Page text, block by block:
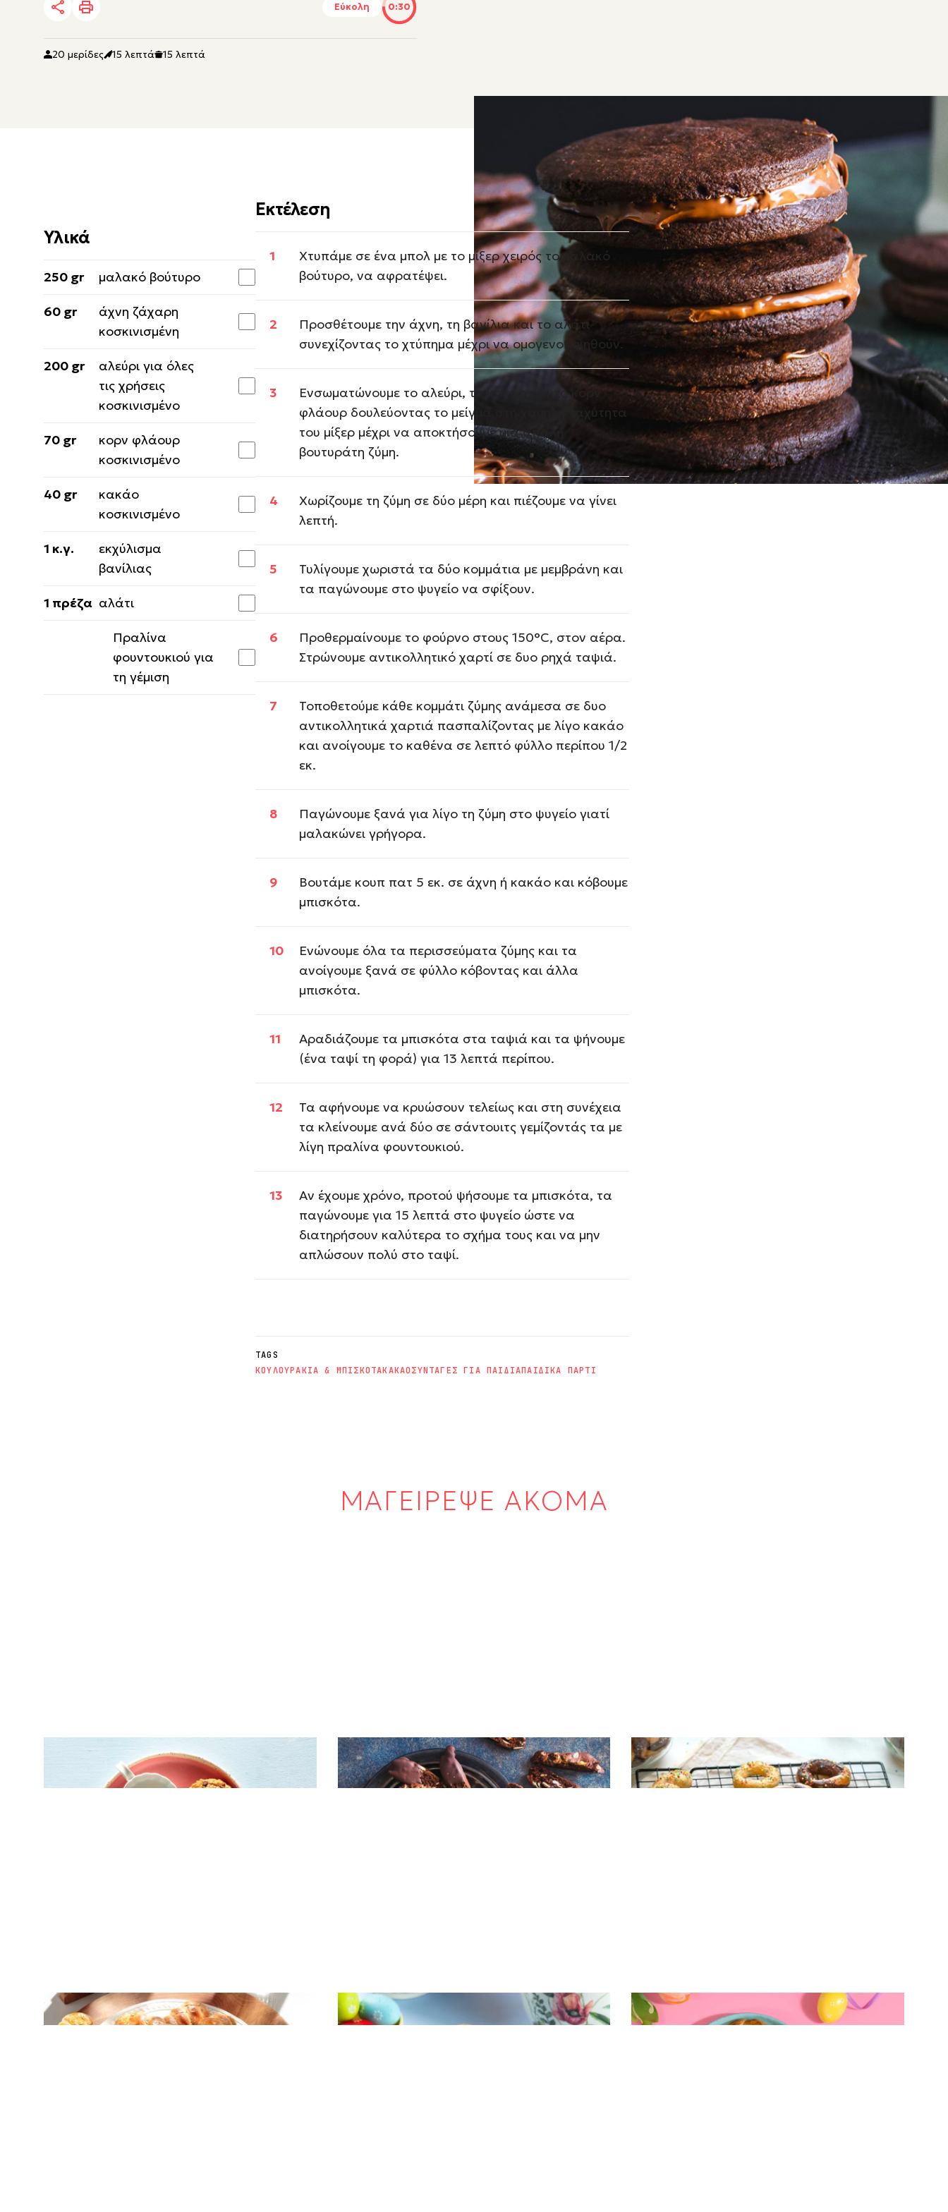
Εύκολη 0:30
20 μερίδες 15 λεπτά 15 λεπτά
Υλικά
250 gr μαλακό βούτυρο
60 gr
άχνη ζάχαρη
κοσκινισμένη
200 gr
αλεύρι για όλες
τις χρήσεις
κοσκινισμένο
70 gr
κορν φλάουρ
κοσκινισμένο
40 gr
κακάο
κοσκινισμένο
1 κ.γ.
εκχύλισμα
βανίλιας
1 πρέζα αλάτι
Πραλίνα
φουντουκιού για
τη γέμιση
Εκτέλεση
Χτυπάμε σε ένα μπολ με το μίξερ χειρός το μαλακό
βούτυρο, να αφρατέψει.
Προσθέτουμε την άχνη, τη βανίλια και το αλάτι
συνεχίζοντας το χτύπημα μέχρι να ομογενοποιηθούν.
Ενσωματώνουμε το αλεύρι, το κακάο και το κορν
φλάουρ δουλεύοντας το μείγμα στη χαμηλή ταχύτητα
του μίξερ μέχρι να αποκτήσουμε μια απαλή
βουτυράτη ζύμη.
Χωρίζουμε τη ζύμη σε δύο μέρη και πιέζουμε να γίνει
λεπτή.
Τυλίγουμε χωριστά τα δύο κομμάτια με μεμβράνη και
τα παγώνουμε στο ψυγείο να σφίξουν.
Προθερμαίνουμε το φούρνο στους 150°C, στον αέρα.
Στρώνουμε αντικολλητικό χαρτί σε δυο ρηχά ταψιά.
Τοποθετούμε κάθε κομμάτι ζύμης ανάμεσα σε δυο
αντικολλητικά χαρτιά πασπαλίζοντας με λίγο κακάο
και ανοίγουμε το καθένα σε λεπτό φύλλο περίπου 1/2
εκ.
Παγώνουμε ξανά για λίγο τη ζύμη στο ψυγείο γιατί
μαλακώνει γρήγορα.
Βουτάμε κουπ πατ 5 εκ. σε άχνη ή κακάο και κόβουμε
μπισκότα.
Ενώνουμε όλα τα περισσεύματα ζύμης και τα
ανοίγουμε ξανά σε φύλλο κόβοντας και άλλα
μπισκότα.
Αραδιάζουμε τα μπισκότα στα ταψιά και τα ψήνουμε
(ένα ταψί τη φορά) για 13 λεπτά περίπου.
Τα αφήνουμε να κρυώσουν τελείως και στη συνέχεια
τα κλείνουμε ανά δύο σε σάντουιτς γεμίζοντάς τα με
λίγη πραλίνα φουντουκιού.
Αν έχουμε χρόνο, προτού ψήσουμε τα μπισκότα, τα
παγώνουμε για 15 λεπτά στο ψυγείο ώστε να
διατηρήσουν καλύτερα το σχήμα τους και να μην
απλώσουν πολύ στο ταψί.
TAGS
ΚΟΥΛΟΥΡΑΚΙΑ & ΜΠΙΣΚΟΤΑΚΑΚΑΟΣΥΝΤΑΓΕΣ ΓΙΑ ΠΑΙΔΙΑΠΑΙΔΙΚΑ ΠΑΡΤΙ
ΜΑΓΕΙΡΕΨΕ ΑΚΟΜΑ
Μπισκότα μήλου με βρώμη και καρότο,
χωρίς ζάχαρη
Biscotti σοκολάτας
ΚΟΥΛΟΥΡΑΚΙΑ & ΜΠΙΣΚΟΤΑ
Δίχρωμα κουλουράκια
ΚΟΥΛΟΥΡΑΚΙΑ & ΜΠΙΣΚΟΤΑ
Κουλουράκια πασχαλινά της Αργυρώς
ΠΑΡΑΔΟΣΙΑΚΑ ΓΛΥΚΑ
Σπιτικά πασχαλινά κουλουράκια
ΠΑΡΑΔΟΣΙΑΚΑ ΓΛΥΚΑ
Κουλουράκια αφράτα σαν τσουρέκια
ΚΟΥΛΟΥΡΑΚΙΑ & ΜΠΙΣΚΟΤΑ